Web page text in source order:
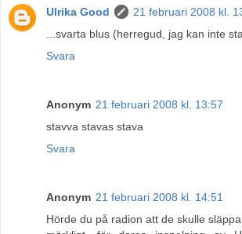
Ulrika Good
21 februari 2008 kl.
...svarta blus (herregud, jag kan inte
Svara
Anonym 21 februari 2008 kl. 13:57
stavva stavas stava
Svara
Anonym 21 februari 2008 kl. 14:51
Hörde du på radion att de skulle